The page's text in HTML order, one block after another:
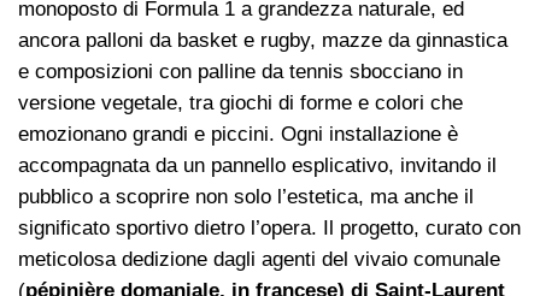
monoposto di Formula 1 a grandezza naturale, ed
ancora palloni da basket e rugby, mazze da ginnastica
e composizioni con palline da tennis sbocciano in
versione vegetale, tra giochi di forme e colori che
emozionano grandi e piccini. Ogni installazione è
accompagnata da un pannello esplicativo, invitando il
pubblico a scoprire non solo l’estetica, ma anche il
significato sportivo dietro l’opera. Il progetto, curato con
meticolosa dedizione dagli agenti del vivaio comunale
(pépinière domaniale, in francese) di Saint-Laurent